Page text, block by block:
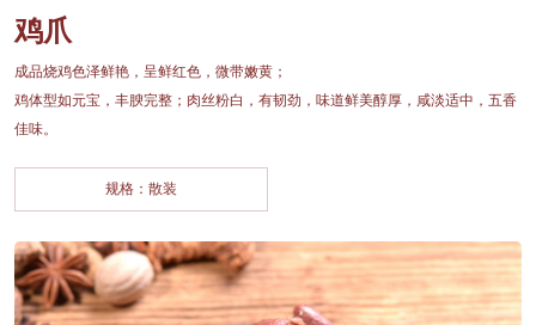
鸡爪
成品烧鸡色泽鲜艳，呈鲜红色，微带嫩黄；
鸡体型如元宝，丰腴完整；肉丝粉白，有韧劲，味道鲜美醇厚，咸淡适中，五香
佳味。
规格：散装